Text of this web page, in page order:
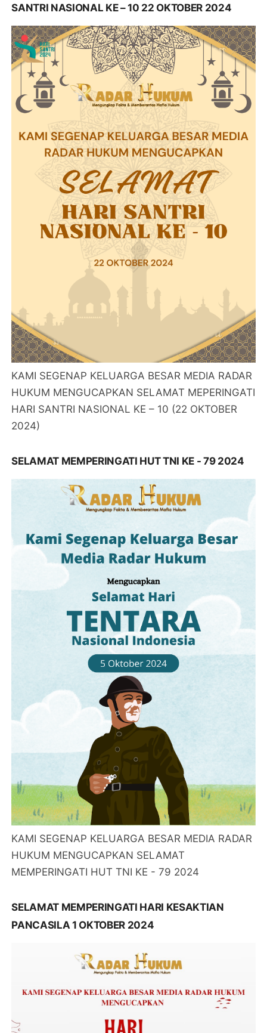
SANTRI NASIONAL KE – 10 22 OKTOBER 2024
KAMI SEGENAP KELUARGA BESAR MEDIA RADAR
HUKUM MENGUCAPKAN SELAMAT MEPERINGATI
HARI SANTRI NASIONAL KE – 10 (22 OKTOBER
2024)
SELAMAT MEMPERINGATI HUT TNI KE - 79 2024
KAMI SEGENAP KELUARGA BESAR MEDIA RADAR
HUKUM MENGUCAPKAN SELAMAT
MEMPERINGATI HUT TNI KE - 79 2024
SELAMAT MEMPERINGATI HARI KESAKTIAN
PANCASILA 1 OKTOBER 2024